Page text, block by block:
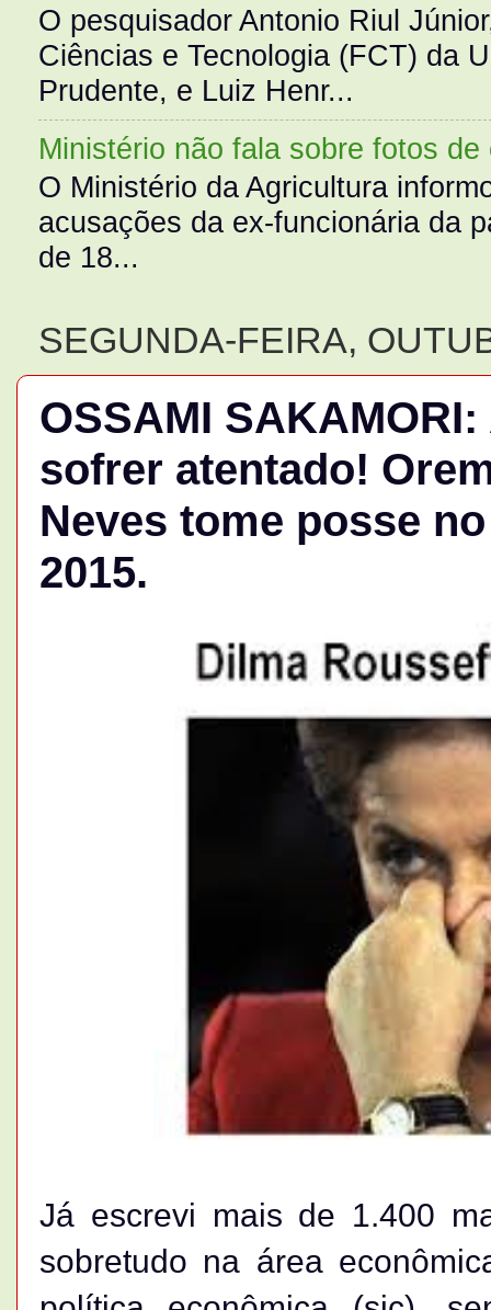
O pesquisador Antonio Riul
Ciências e Tecnologia (FCT) da
Prudente, e Luiz Henr...
Ministério não fala sobre fotos de
O Ministério da Agricultura
acusações da ex-funcionária da
de 18...
SEGUNDA-FEIRA,
OSSAMI
sofrer atentado!
Neves tome posse
2015.
Já escrevi mais de 1.400
sobretudo na área